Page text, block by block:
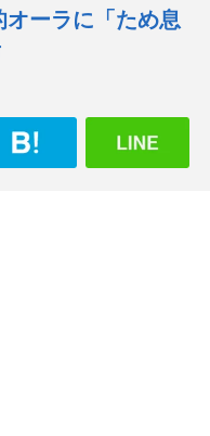
ーラに「ため息